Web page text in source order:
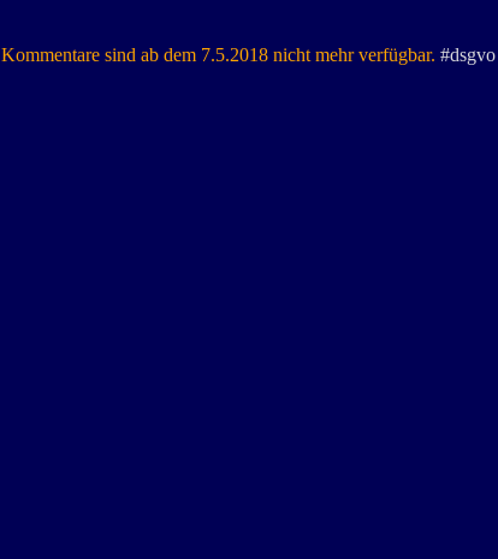
Kommentare sind ab dem 7.5.2018 nicht mehr verfügbar. #dsgvo